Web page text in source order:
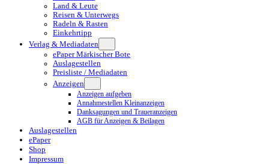
Land & Leute
Reisen & Unterwegs
Radeln & Rasten
Einkehrtipp
Verlag & Mediadaten
ePaper Märkischer Bote
Auslagestellen
Preisliste / Mediadaten
Anzeigen
Anzeigen aufgeben
Annahmestellen Kleinanzeigen
Danksagungen und Traueranzeigen
AGB für Anzeigen & Beilagen
Auslagestellen
ePaper
Shop
Impressum